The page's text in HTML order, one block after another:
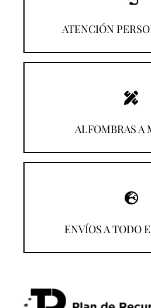
ATENCIÓN
¡Llámanos!
ALFOMBRAS A
ENVÍOS A TODO
¡Compra desde